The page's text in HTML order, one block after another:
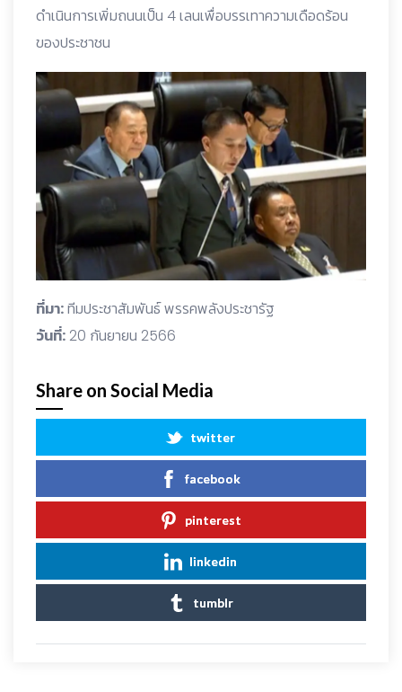
ดำเนินการเพิ่มถนนเป็น 4 เลนเพื่อบรรเทาความเดือดร้อน
ของประชาชน
ที่มา:ทีมประชาสัมพันธ์ พรรคพลังประชารัฐ
วันที่: 20 กันยายน 2566
Share on Social Media
twitter
facebook
pinterest
linkedin
tumblr